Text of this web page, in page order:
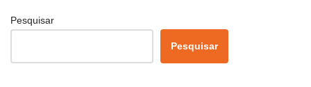
Pesquisar
Pesquisar